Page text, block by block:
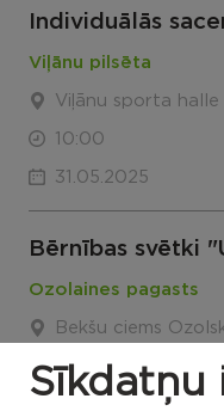
Individuālās
Viļānu pilsēta
Viļānu sporta halle
10:00
31.05.2025
Bērnības svētki
Ozolaines pagasts
Bekšu ciems
11:00
Sīkdatņu